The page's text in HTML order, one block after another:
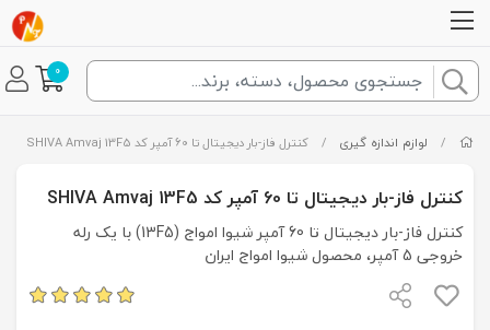
0
/ لوازم اندازه گیری / کنترل فاز-بار دیجیتال تا 60 آمپر کد SHIVA Amvaj 13F5
کنترل فاز-بار دیجیتال تا 60 آمپر کد SHIVA Amvaj 13F5
کنترل فاز-بار دیجیتال تا 60 آمپر شیوا امواج (13F5) با یک رله
خروجی 5 آمپر، محصول شیوا امواج ایران